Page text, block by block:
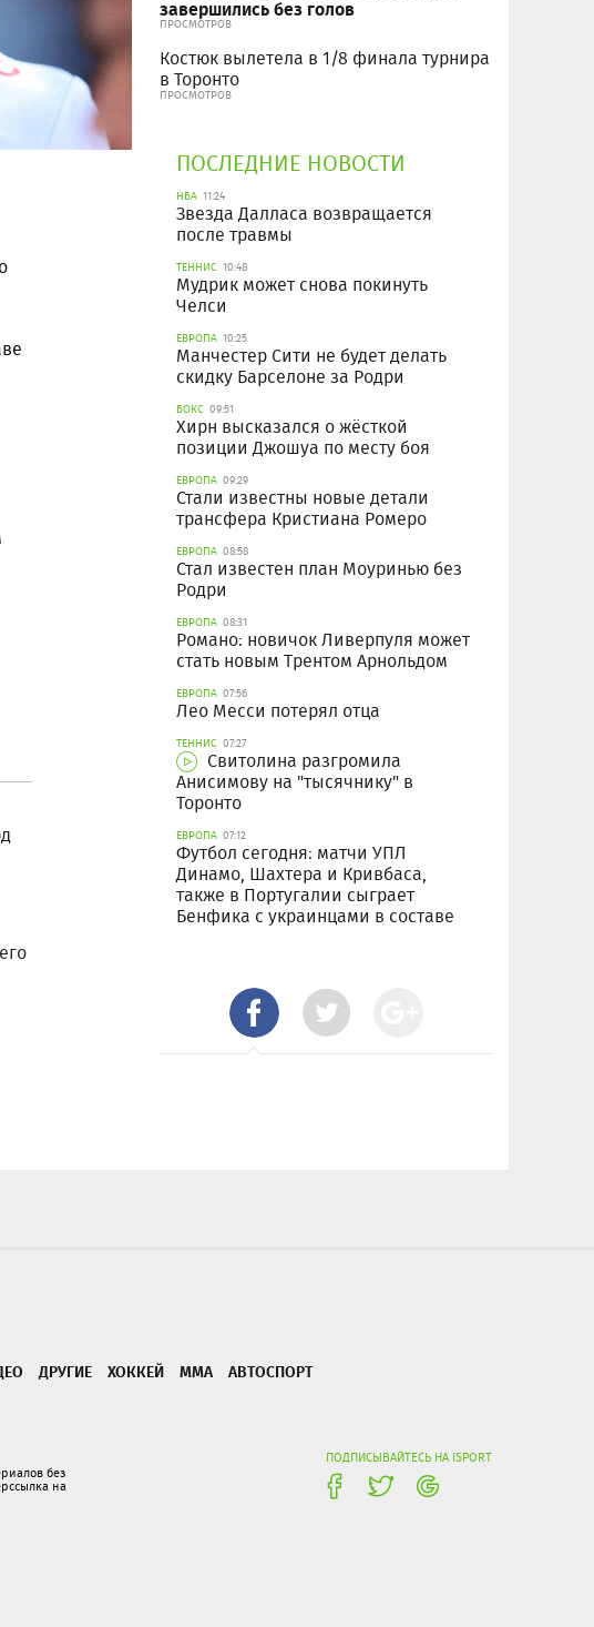
завершились без голов
ПРОСМОТРОВ
Костюк вылетела в 1/8 финала турнира
в Торонто
ПРОСМОТРОВ
ПОСЛЕДНИЕ НОВОСТИ
НБА 11:24
Звезда Далласа возвращается
после травмы
ТЕННИС 10:48
Мудрик может снова покинуть
Челси
ЕВРОПА 10:25
Манчестер Сити не будет делать
скидку Барселоне за Родри
БОКС 09:51
Хирн высказался о жёсткой
позиции Джошуа по месту боя
ЕВРОПА 09:29
Стали известны новые детали
трансфера Кристиана Ромеро
ЕВРОПА 08:58
Стал известен план Моуринью без
Родри
ЕВРОПА 08:31
Романо: новичок Ливерпуля может
стать новым Трентом Арнольдом
ЕВРОПА 07:56
Лео Месси потерял отца
ТЕННИС 07:27
Свитолина разгромила
Анисимову на "тысячнику" в
Торонто
ЕВРОПА 07:12
Футбол сегодня: матчи УПЛ
Динамо, Шахтера и Кривбаса,
также в Португалии сыграет
Бенфика с украинцами в составе
ДРУГИЕ ХОККЕЙ ММА АВТОСПОРТ
ПОДПИСЫВАЙТЕСЬ НА ISPORT
без
на